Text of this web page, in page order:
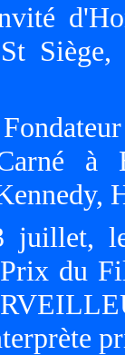
à
juillet,
du